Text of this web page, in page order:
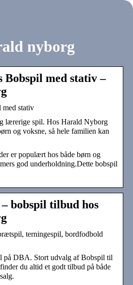
nyborg
Bobspil med stativ –
med stativ
lærerige spil. Hos Harald Nyborg
og voksne, så hele familien kan
er populært hos både børn og
god underholdning.Dette bobspil
bobspil tilbud hos
terningespil, bordfodbold
på DBA. Stort udvalg af Bobspil til
du altid et godt tilbud på både